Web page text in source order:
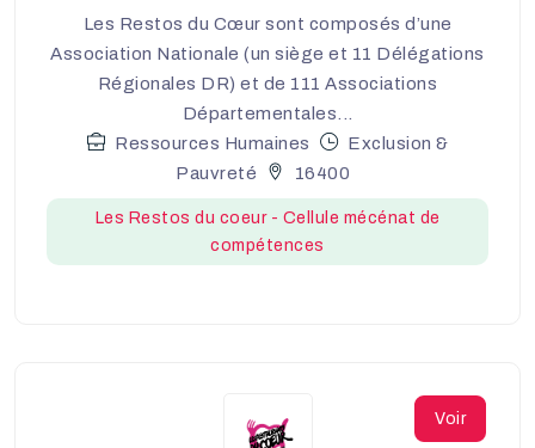
Les Restos du Cœur sont composés d’une
Association Nationale (un siège et 11 Délégations
Régionales DR) et de 111 Associations
Départementales...
Ressources Humaines
Exclusion &
Pauvreté
16400
Les Restos du coeur - Cellule mécénat de
compétences
Voir